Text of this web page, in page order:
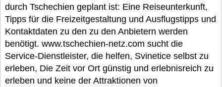
durch Tschechien geplant ist: Eine Reiseunterkunft,
Tipps für die Freizeitgestaltung und Ausflugstipps und
Kontaktdaten zu den zu den Anbietern werden
benötigt. www.tschechien-netz.com sucht die
Service-Dienstleister, die helfen, Svinetice selbst zu
erleben, Die Zeit vor Ort günstig und erlebnisreich zu
erleben und keine der Attraktionen von